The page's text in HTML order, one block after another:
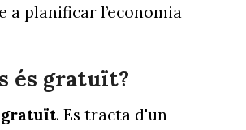
a planificar l’economia
és gratuït?
gratuït. Es tracta d'un